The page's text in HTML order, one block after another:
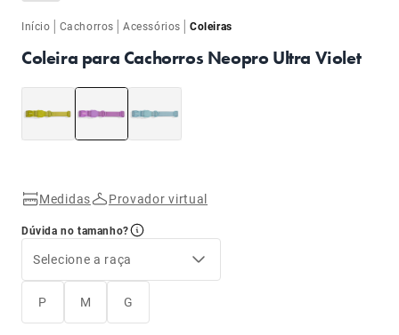
Início | Cachorros |Acessórios |Coleiras
Coleira para Cachorros Neopro Ultra Violet
Medidas Provador virtual
Dúvida no tamanho?
Selecione a raça
P M G